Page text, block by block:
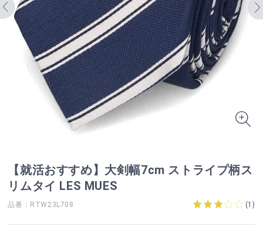
【就活おすすめ】大剣幅7cm ストライプ柄ス
リムタイ LES MUES
品番：RTW23L708 (1 )